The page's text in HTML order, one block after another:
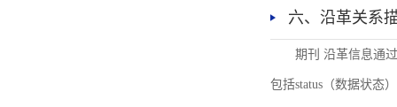
六、沿革关系
期刊 沿革信息通
包括status（数据状态